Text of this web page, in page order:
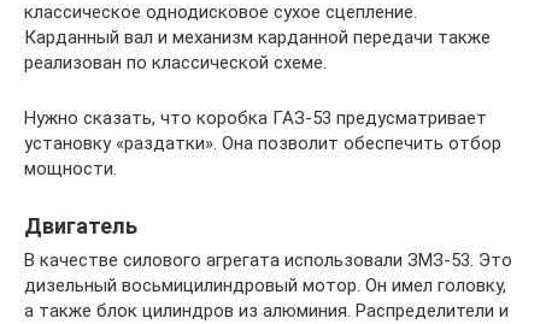
классическое однодисковое сухое сцепление.
Карданный вал и механизм карданной передачи также
реализован по классической схеме.
Нужно сказать, что коробка ГАЗ-53 предусматривает
установку «раздатки». Она позволит обеспечить отбор
мощности.
Двигатель
В качестве силового агрегата использовали ЗМЗ-53. Это
дизельный восьмицилиндровый мотор. Он имел головку,
а также блок цилиндров из алюминия. Распределители и